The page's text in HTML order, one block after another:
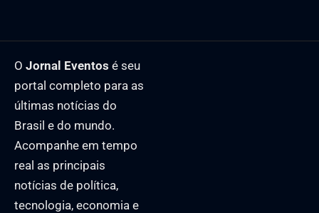
O Jornal Eventos é seu
portal completo para as
últimas notícias do
Brasil e do mundo.
Acompanhe em tempo
real as principais
notícias de política,
tecnologia, economia e